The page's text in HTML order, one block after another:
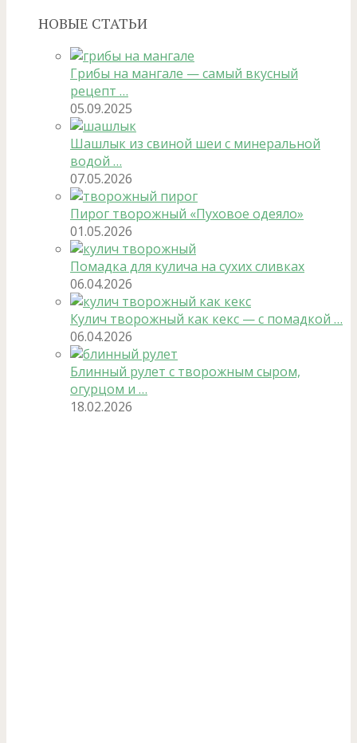
НОВЫЕ СТАТЬИ
Грибы на мангале — самый вкусный
рецепт …
05.09.2025
Шашлык из свиной шеи с минеральной
водой …
07.05.2026
Пирог творожный «Пуховое одеяло»
01.05.2026
Помадка для кулича на сухих сливках
06.04.2026
Кулич творожный как кекс — с помадкой …
06.04.2026
Блинный рулет с творожным сыром,
огурцом и …
18.02.2026